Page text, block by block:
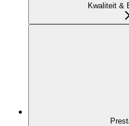
Kwaliteit &